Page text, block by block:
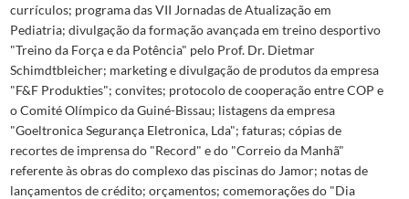
currículos; programa das VII Jornadas de Atualização em
Pediatria; divulgação da formação avançada em treino desportivo
"Treino da Força e da Potência" pelo Prof. Dr. Dietmar
Schimdtbleicher; marketing e divulgação de produtos da empresa
"F&F Produkties"; convites; protocolo de cooperação entre COP e
o Comité Olímpico da Guiné-Bissau; listagens da empresa
"Goeltronica Segurança Eletronica, Lda"; faturas; cópias de
recortes de imprensa do "Record" e do "Correio da Manhã"
referente às obras do complexo das piscinas do Jamor; notas de
lançamentos de crédito; orçamentos; comemorações do "Dia